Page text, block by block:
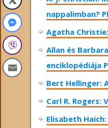
nappalimban?
Agatha
Allan és
enciklopédiája
Bert Hellinger:
Carl R. Rogers:
Elisabeth